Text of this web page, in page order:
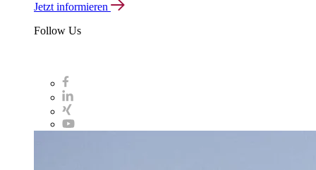
Jetzt informieren
Follow Us